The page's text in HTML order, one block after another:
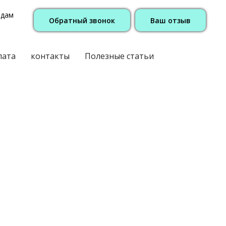
Обратный звонок Ваш отзыв
контакты Полезные статьи